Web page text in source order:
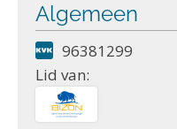
Algemeen
96381299
Lid van: